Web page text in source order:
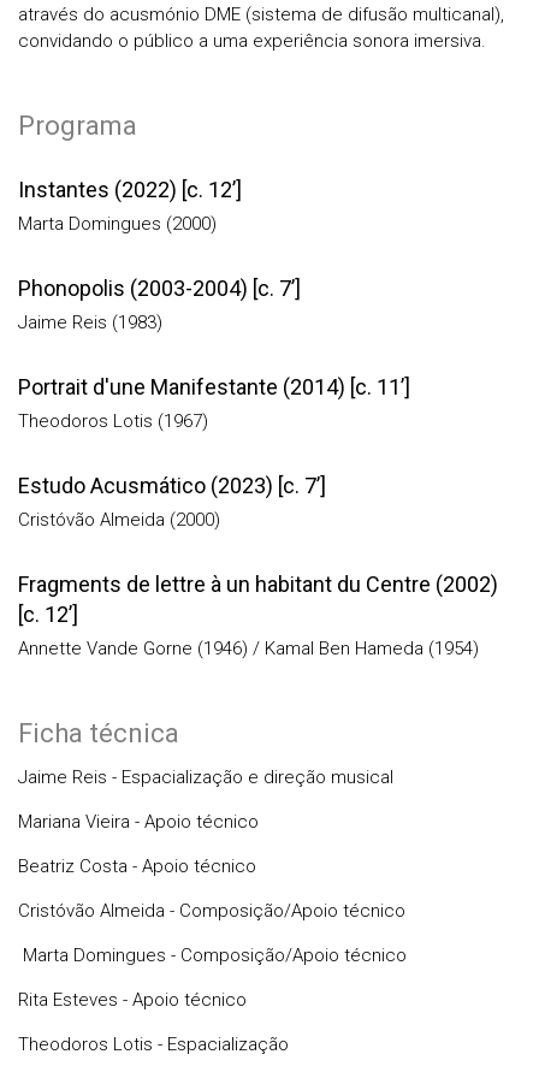
através do acusmónio DME (sistema de difusão multicanal),
convidando o público a uma experiência sonora imersiva.
Programa
Instantes (2022) [c. 12’]
Marta Domingues (2000)
Phonopolis (2003-2004) [c. 7’]
Jaime Reis (1983)
Portrait d'une Manifestante (2014) [c. 11’]
Theodoros Lotis (1967)
Estudo Acusmático (2023) [c. 7’]
Cristóvão Almeida (2000)
Fragments de lettre à un habitant du Centre (2002)
[c. 12’]
Annette Vande Gorne (1946) / Kamal Ben Hameda (1954)
Ficha técnica
Jaime Reis - Espacialização e direção musical
Mariana Vieira - Apoio técnico
Beatriz Costa - Apoio técnico
Cristóvão Almeida - Composição/Apoio técnico
Marta Domingues - Composição/Apoio técnico
Rita Esteves - Apoio técnico
Theodoros Lotis - Espacialização